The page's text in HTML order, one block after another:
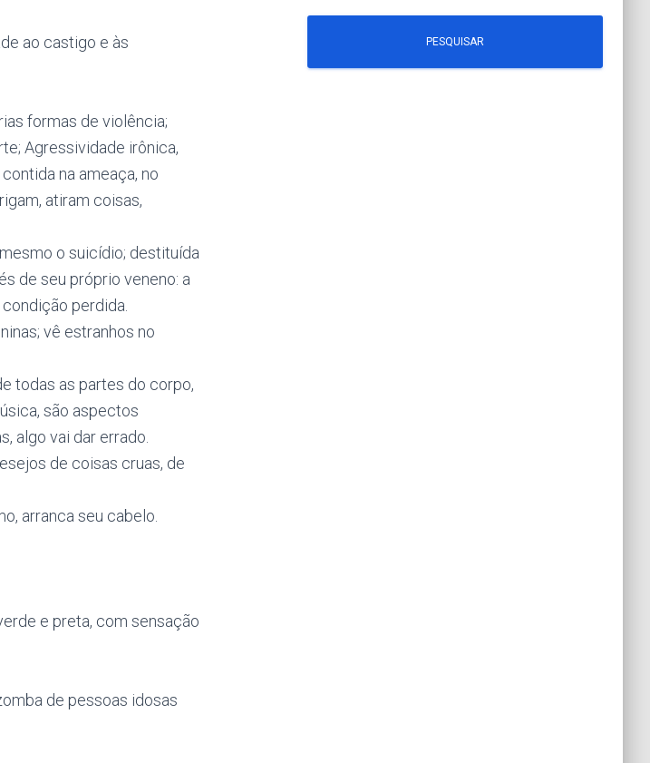
ao castigo e às
formas de violência;
Agressividade irônica,
na ameaça, no
atiram coisas,
o suicídio; destituída
de seu próprio veneno: a
perdida.
vê estranhos no
todas as partes do corpo,
são aspectos
algo vai dar errado.
de coisas cruas, de
arranca seu cabelo.
e preta, com sensação
de pessoas idosas